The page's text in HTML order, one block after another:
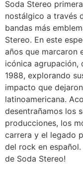
Soda Stereo
nostálgico a través
bandas más
Stereo. En este
años que marcaron
icónica agrupación,
1988, explorando
impacto que
latinoamericana.
desentrañamos los
producciones, los
carrera y el legado
del rock en español.
de Soda Stereo!